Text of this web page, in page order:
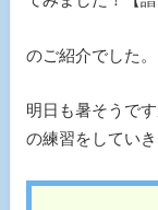
のご紹介でした。
明日も暑そうで
の練習をしていき